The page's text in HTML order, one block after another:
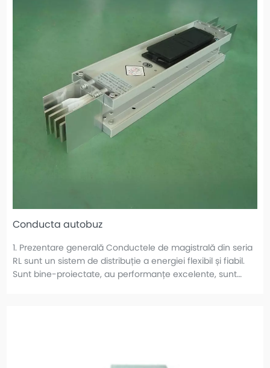
Conducta autobuz
1. Prezentare generală Conductele de magistrală din seria
RL sunt un sistem de distribuție a energiei flexibil și fiabil.
Sunt bine-proiectate, au performanțe excelente, sunt